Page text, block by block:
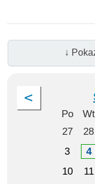
↓
Po Wt
27
28
3
4
10
11